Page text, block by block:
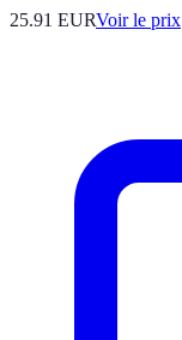
25.91 EURVoir le prix